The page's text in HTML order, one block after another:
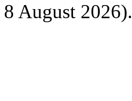
8 August 2026).